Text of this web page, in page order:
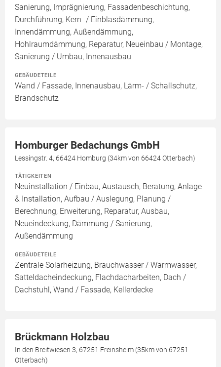
Sanierung, Imprägnierung, Fassadenbeschichtung,
Durchführung, Kern- / Einblasdämmung,
Innendämmung, Außendämmung,
Hohlraumdämmung, Reparatur, Neueinbau / Montage,
Sanierung / Umbau, Innenausbau
GEBÄUDETEILE
Wand / Fassade, Innenausbau, Lärm- / Schallschutz,
Brandschutz
Homburger Bedachungs GmbH
Lessingstr. 4, 66424 Homburg (34km von 66424 Otterbach)
TÄTIGKEITEN
Neuinstallation / Einbau, Austausch, Beratung, Anlage
& Installation, Aufbau / Auslegung, Planung /
Berechnung, Erweiterung, Reparatur, Ausbau,
Neueindeckung, Dämmung / Sanierung,
Außendämmung
GEBÄUDETEILE
Zentrale Solarheizung, Brauchwasser / Warmwasser,
Satteldacheindeckung, Flachdacharbeiten, Dach /
Dachstuhl, Wand / Fassade, Kellerdecke
Brückmann Holzbau
In den Breitwiesen 3, 67251 Freinsheim (35km von 67251
Otterbach)